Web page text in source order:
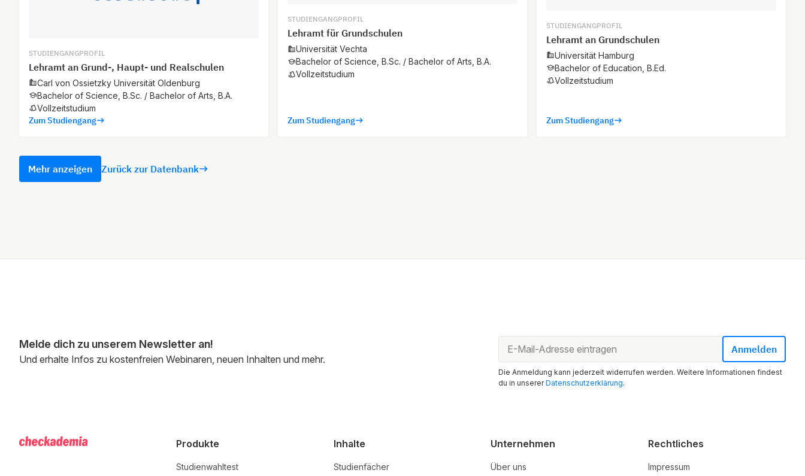
STUDIENGANGPROFIL
Lehramt an Grund-, Haupt- und Realschulen
Carl von Ossietzky Universität Oldenburg
Bachelor of Science, B.Sc. / Bachelor of Arts, B.A.
Vollzeitstudium
Zum Studiengang
STUDIENGANGPROFIL
Lehramt für Grundschulen
Universität Vechta
Bachelor of Science, B.Sc. / Bachelor of Arts, B.A.
Vollzeitstudium
Zum Studiengang
STUDIENGANGPROFIL
Lehramt an Grundschulen
Universität Hamburg
Bachelor of Education, B.Ed.
Vollzeitstudium
Zum Studiengang
Mehr anzeigen Zurück zur Datenbank
Melde dich zu unserem Newsletter an!
Und erhalte Infos zu kostenfreien Webinaren, neuen Inhalten und mehr.
Die Anmeldung kann jederzeit widerrufen werden. Weitere Informationen findest
du in unsererDatenschutzerklärung.
Produkte
Studienwahltest
Inhalte
Studienfächer
Unternehmen
Über uns
Rechtliches
Impressum